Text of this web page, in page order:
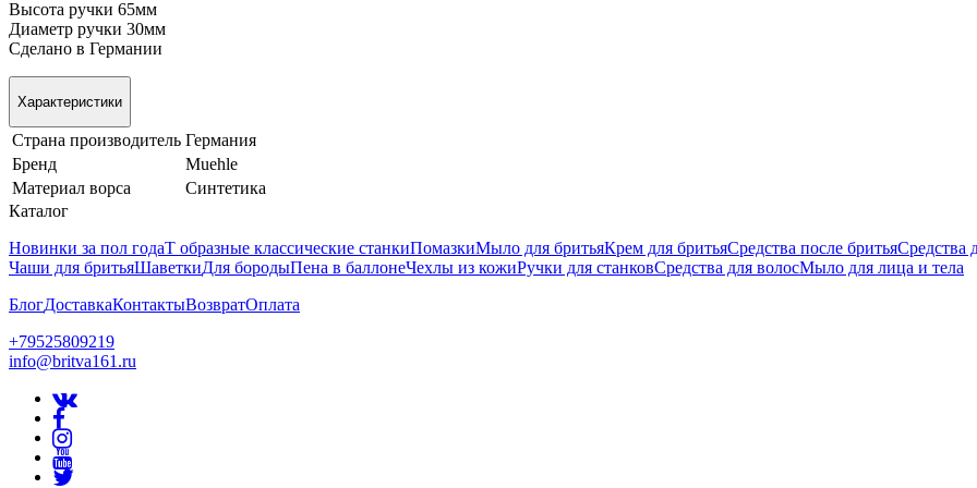
Высота ручки 65мм
Диаметр ручки 30мм
Сделано в Германии
Характеристики
Страна производитель Германия
Бренд
Muehle
Материал ворса
Синтетика
Каталог
Новинки за пол годаТ образные классические станкиПомазкиМыло для бритьяКрем для бритьяСредства после бритьяСредства
Чаши для бритьяШаветкиДля бородыПена в баллонеЧехлы из кожиРучки для станковСредства для волосМыло для лица и тела
БлогДоставкаКонтактыВозвратОплата
+79525809219
info@britva161.ru